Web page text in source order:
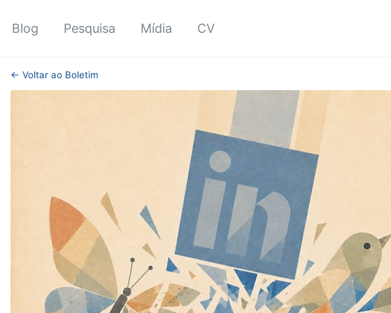
Blog Pesquisa Mídia CV
← Voltar ao Boletim